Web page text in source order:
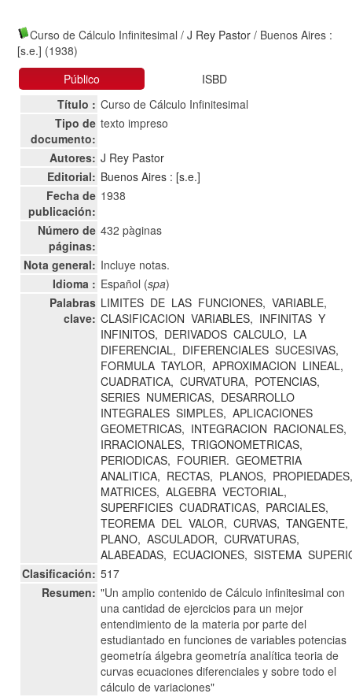
Curso de Cálculo Infinitesimal /J Rey Pastor / Buenos Aires :
[s.e.] (1938)
Público
ISBD
Título : Curso de Cálculo Infinitesimal
Tipo de
documento:
texto impreso
Autores: J Rey Pastor
Editorial: Buenos Aires : [s.e.]
Fecha de
publicación:
1938
Número de
páginas:
432 pàginas
Nota general: Incluye notas.
Idioma : Español (spa)
Palabras
clave:
LIMITES DE LAS FUNCIONES, VARIABLE,
CLASIFICACION VARIABLES, INFINITAS Y
INFINITOS, DERIVADOS CALCULO, LA
DIFERENCIAL, DIFERENCIALES SUCESIVAS,
FORMULA TAYLOR, APROXIMACION LINEAL,
CUADRATICA, CURVATURA, POTENCIAS,
SERIES NUMERICAS, DESARROLLO
INTEGRALES SIMPLES, APLICACIONES
GEOMETRICAS, INTEGRACION RACIONALES,
IRRACIONALES, TRIGONOMETRICAS,
PERIODICAS, FOURIER. GEOMETRIA
ANALITICA, RECTAS, PLANOS,
MATRICES, ALGEBRA VECTORIAL,
SUPERFICIES CUADRATICAS, PARCIALES,
TEOREMA DEL VALOR, CURVAS, TANGENTE,
PLANO, ASCULADOR, CURVATURAS,
ALABEADAS, ECUACIONES, SISTEMA
Clasificación: 517
Resumen: "Un amplio contenido de Cálculo infinitesimal con
una cantidad de ejercicios para un mejor
entendimiento de la materia por parte del
estudiantado en funciones de variables potencias
geometría álgebra geometría analítica teoria de
curvas ecuaciones diferenciales y sobre todo el
cálculo de variaciones"